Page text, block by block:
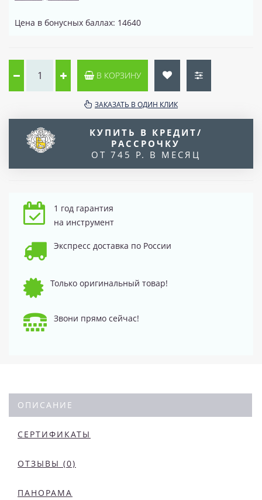
Цена в бонусных баллах: 14640
В КОРЗИНУ
ЗАКАЗАТЬ В ОДИН КЛИК
КУПИТЬ В КРЕДИТ/
РАССРОЧКУ
ОТ 745 Р. В МЕСЯЦ
1 год гарантия
на инструмент
Экспресс доставка по России
Только оригинальный товар!
Звони прямо сейчас!
ОПИСАНИЕ
СЕРТИФИКАТЫ
ОТЗЫВЫ (0)
ПАНОРАМА